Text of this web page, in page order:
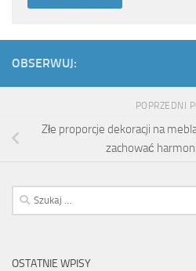
OBSERWUJ:
POPRZEDNI
Złe proporcje dekoracji na
zachować
Szukaj:
OSTATNIE WPISY